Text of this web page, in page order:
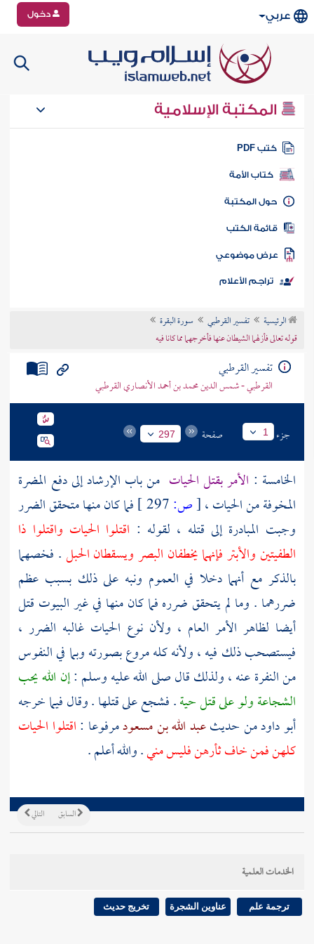
عربي دخول
المكتبة الإسلامية
كتب PDF
كتاب الأمة
المكتبة
الكتب
موضوعي
تراجم الأعلام
الرئيسية تفسير القرطبي
سورة البقرة
قوله تعالى فأزلهما الشيطان عنها فأخرجهما مما كانا فيه
تفسير القرطبي
القرطبي - شمس الدين محمد بن أحمد الأنصاري القرطبي
جزء 1 صفحة 297
الخامسة : الأمر بقتل الحيات من باب الإرشاد إلى دفع المضرة
المخوفة من الحيات ،[ص:
فما كان منها متحقق الضرر
وجبت المبادرة إلى قتله ، لقوله : اقتلوا الحيات واقتلوا ذا
الطفيتين والأبتر فإنهما يخطفان البصر ويسقطان الحبل. فخصهما
بالذكر مع أنهما دخلا في العموم ونبه على ذلك بسبب عظم
ضررهما . وما لم يتحقق ضرره فما كان منها في غير البيوت قتل
أيضا لظاهر الأمر العام ، ولأن نوع الحيات غالبه الضرر ،
فيستصحب ذلك فيه ، ولأنه كله مروع بصورته وبما في النفوس
من النفرة عنه ، ولذلك قال صلى الله عليه وسلم :إن الله يحب
الشجاعة ولو على قتل حية. فشجع على قتلها . وقال فيما خرجه
أبو داودمن حديثعبد الله بن مسعودمرفوعا :اقتلوا الحيات
كلهن فمن خاف ثأرهن فليس مني. والله أعلم .
التالي السابق
الخدمات العلمية
ترجمة علم عناوين الشجرة تخريج حديث